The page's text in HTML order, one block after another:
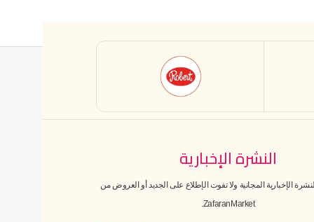
النشرة الإخبارية
الإخبارية المجانية ولا تفوت الإطلاع على الجديد أو العروض من
ZafaranMarket.